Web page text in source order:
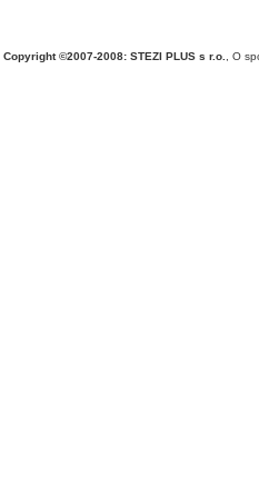
Copyright ©2007-2008: STEZI PLUS s r.o. O